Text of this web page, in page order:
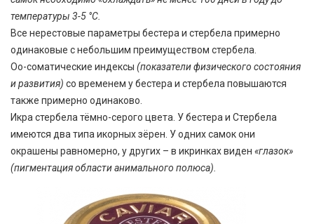
температуры 3-5 °С.
Все нерестовые параметры бестера и стербела примерно
одинаковые с небольшим преимуществом стербела.
Оо-соматические индексы (показатели физического состояния
и развития) со временем у бестера и стербела повышаются
также примерно одинаково.
Икра стербела тёмно-серого цвета. У бестера и Стербела
имеются два типа икорных зёрен. У одних самок они
окрашены равномерно, у других – в икринках виден «глазок»
(пигментация области анимального полюса).